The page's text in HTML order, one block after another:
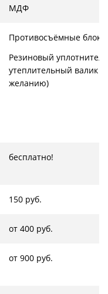
МДФ
Противосъёмные
Резиновый
утеплительный валик
желанию)
бесплатно!
150 руб.
от 400 руб.
от 900 руб.